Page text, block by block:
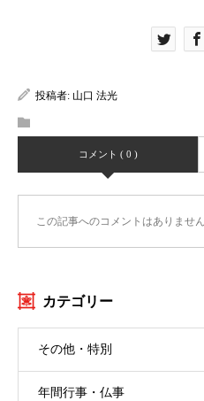
投稿者: 山口 法光
コメント ( 0 )
この記事へのコメントはありません
カテゴリー
その他・特別
年間行事・仏事